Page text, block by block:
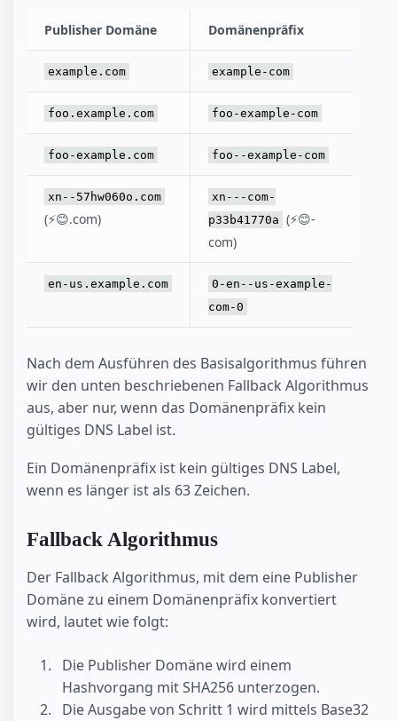
Publisher Domäne Domänenpräfix
example.com example-com
foo.example.com foo-example-com
foo-example.com foo--example-com
xn--57hw060o.com
(⚡😊.com)
xn---com-
p33b41770a (⚡😊-
com)
en-us.example.com
0-en--us-example-
com-0
Nach dem Ausführen des Basisalgorithmus führen
wir den unten beschriebenen Fallback Algorithmus
aus, aber nur, wenn das Domänenpräfix kein
gültiges DNS Label ist.
Ein Domänenpräfix ist kein gültiges DNS Label,
wenn es länger ist als 63 Zeichen.
Fallback Algorithmus
Der Fallback Algorithmus, mit dem eine Publisher
Domäne zu einem Domänenpräfix konvertiert
wird, lautet wie folgt:
Die Publisher Domäne wird einem
Hashvorgang mit SHA256 unterzogen.
Die Ausgabe von Schritt 1 wird mittels Base32